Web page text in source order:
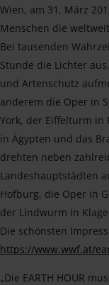
Wien, am 31. März
Menschen die
Bei tausenden
Stunde die Lichter
und Artenschutz
anderem die Oper in
York, der Eiffelturm in
in Ägypten und das
drehten neben
Landeshauptstädten
Hofburg, die Oper in
der Lindwurm in
Die schönsten
https://www.wwf.at/
„Die EARTH HOUR